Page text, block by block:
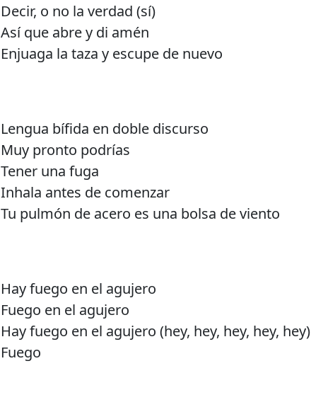
Decir, o no la verdad (sí)
Así que abre y di amén
Enjuaga la taza y escupe de nuevo
Lengua bífida en doble discurso
Muy pronto podrías
Tener una fuga
Inhala antes de comenzar
Tu pulmón de acero es una bolsa de viento
Hay fuego en el agujero
Fuego en el agujero
Hay fuego en el agujero (hey, hey, hey, hey, hey)
Fuego